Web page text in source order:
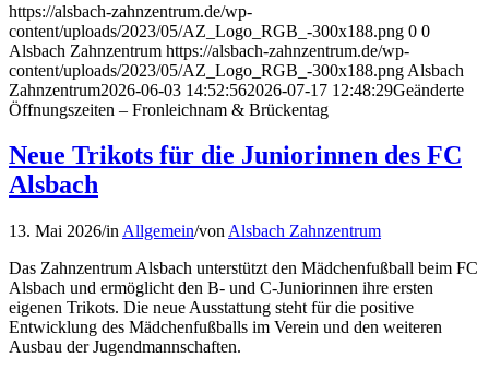
https://alsbach-zahnzentrum.de/wp-
content/uploads/2023/05/AZ_Logo_RGB_-300x188.png 0 0
Alsbach Zahnzentrum https://alsbach-zahnzentrum.de/wp-
content/uploads/2023/05/AZ_Logo_RGB_-300x188.png Alsbach
Zahnzentrum2026-06-03 14:52:562026-07-17 12:48:29Geänderte
Öffnungszeiten – Fronleichnam & Brückentag
Neue Trikots für die Juniorinnen des FC
Alsbach
13. Mai 2026/in Allgemein/von Alsbach Zahnzentrum
Das Zahnzentrum Alsbach unterstützt den Mädchenfußball beim FC
Alsbach und ermöglicht den B- und C-Juniorinnen ihre ersten
eigenen Trikots. Die neue Ausstattung steht für die positive
Entwicklung des Mädchenfußballs im Verein und den weiteren
Ausbau der Jugendmannschaften.